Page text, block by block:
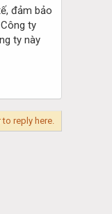
đảm bảo
ty
ty này
reply here.